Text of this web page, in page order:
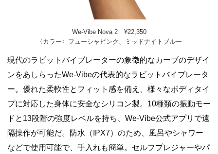
We-Vibe Nova 2 ¥22,350
〈カラー〉フューシャピンク、ミッドナイトブルー
現代のラビットバイブレーターの象徴的なカーブのデザイ
ンをあしらったWe-Vibeの代表的なラビットバイブレータ
ー。優れた柔軟性とフィット感を備え、様々なボディタイ
プに対応した身体に安全なシリコン製。10種類の振動モー
ドと13段階の強度レベルを持ち、We-Vibe公式アプリで遠
隔操作が可能だ。防水（IPX7）のため、風呂やシャワー
などで使用可能で、手入れも簡単。セルフプレジャーやパ